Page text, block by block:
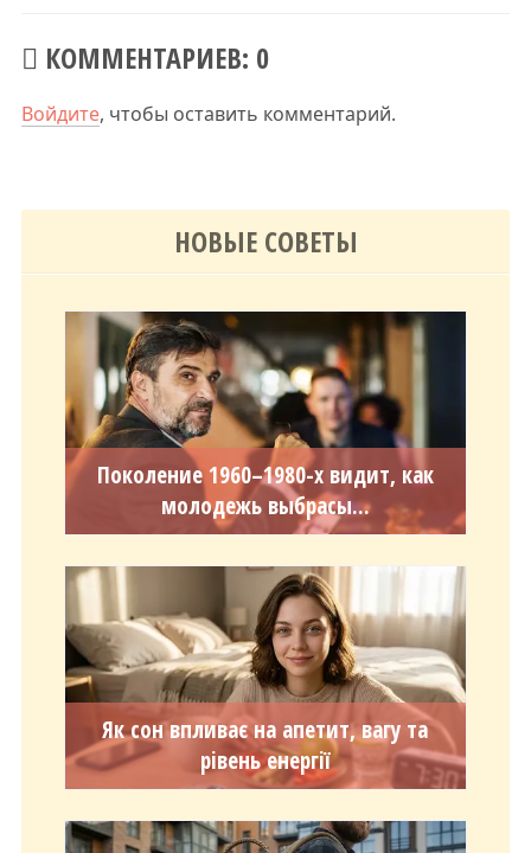
КОММЕНТАРИЕВ: 0
Войдите, чтобы оставить комментарий.
НОВЫЕ СОВЕТЫ
Поколение 1960–1980-х видит, как
молодежь выбрасы...
Як сон впливає на апетит, вагу та
рівень енергії